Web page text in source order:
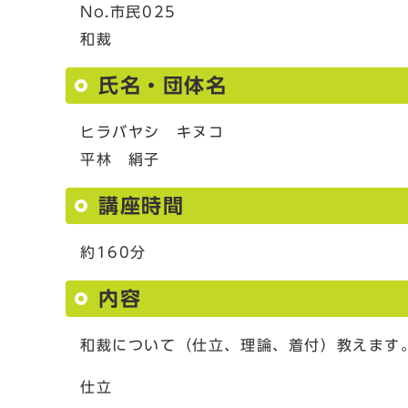
No.市民025
和裁
氏名・団体名
ヒラバヤシ キヌコ
平林 絹子
講座時間
約160分
内容
和裁について（仕立、理論、着付）教えます
仕立